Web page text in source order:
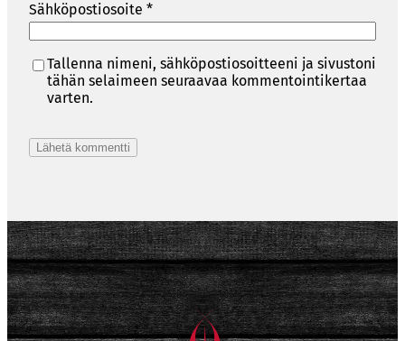
Sähköpostiosoite *
Tallenna nimeni, sähköpostiosoitteeni ja sivustoni
tähän selaimeen seuraavaa kommentointikertaa
varten.